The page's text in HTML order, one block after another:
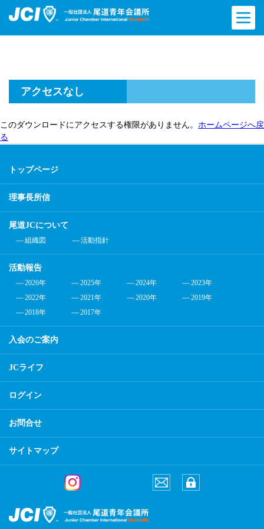
アクセスなし
このダウンロードにアクセスする権限がありません。 ホームページへ戻
る
トップページ
理事長所信
尾道JCについて
組織図 活動指針
活動報告
2026年 2025年 2024年
2023年
2022年
2021年 2020年
2019年
2018年
2017年
入会のご案内
JCライフ
ログイン
お問合せ
サイトマップ